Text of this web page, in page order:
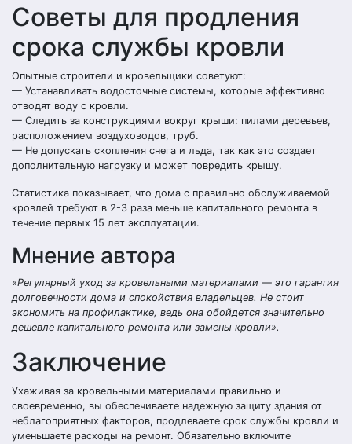
Советы для продления
срока службы кровли
Опытные строители и кровельщики советуют:
— Устанавливать водосточные системы, которые эффективно
отводят воду с кровли.
— Следить за конструкциями вокруг крыши: пилами деревьев,
расположением воздуховодов, труб.
— Не допускать скопления снега и льда, так как это создает
дополнительную нагрузку и может повредить крышу.
Статистика показывает, что дома с правильно обслуживаемой
кровлей требуют в 2-3 раза меньше капитального ремонта в
течение первых 15 лет эксплуатации.
Мнение автора
«Регулярный уход за кровельными материалами — это гарантия
долговечности дома и спокойствия владельцев. Не стоит
экономить на профилактике, ведь она обойдется значительно
дешевле капитального ремонта или замены кровли».
Заключение
Ухаживая за кровельными материалами правильно и
своевременно, вы обеспечиваете надежную защиту здания от
неблагоприятных факторов, продлеваете срок службы кровли и
уменьшаете расходы на ремонт. Обязательно включите